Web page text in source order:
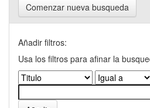
Comenzar nueva busqueda
Añadir filtros:
Usa los filtros para afinar la